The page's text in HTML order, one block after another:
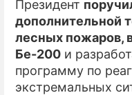
Президент
дополнительной
лесных пожаров,
Бе-200 и
программу по
экстремальных